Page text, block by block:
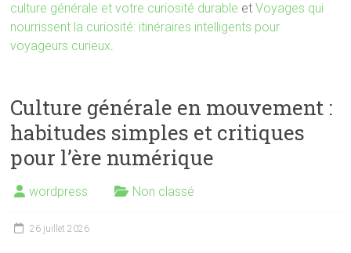
culture générale et votre curiosité durable etVoyages qui
nourrissent la curiosité: itinéraires intelligents pour
voyageurs curieux.
Culture générale en mouvement :
habitudes simples et critiques
pour l’ère numérique
wordpress Non classé
26 juillet 2026